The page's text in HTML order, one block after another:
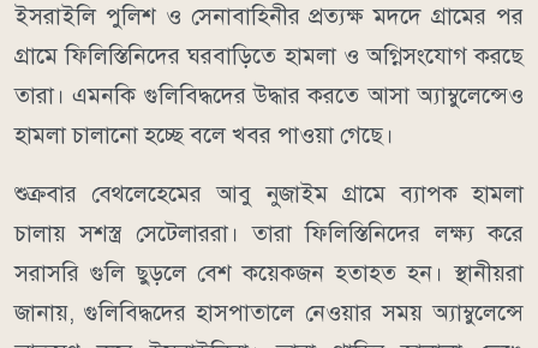
ইসরাইলি পুলিশ ও সেনাবাহিনীর প্রত্যক্ষ মদদে গ্রামের পর
গ্রামে ফিলিস্তিনিদের ঘরবাড়িতে হামলা ও অগ্নিসংযোগ করছে
তারা। এমনকি গুলিবিদ্ধদের উদ্ধার করতে আসা অ্যাম্বুলেন্সেও
হামলা চালানো হচ্ছে বলে খবর পাওয়া গেছে।
শুক্রবার বেথলেহেমের আবু নুজাইম গ্রামে ব্যাপক হামলা
চালায় সশস্ত্র সেটেলাররা। তারা ফিলিস্তিনিদের লক্ষ্য করে
সরাসরি গুলি ছুড়লে বেশ কয়েকজন হতাহত হন। স্থানীয়রা
জানায়, গুলিবিদ্ধদের হাসপাতালে নেওয়ার সময় অ্যাম্বুলেন্সে